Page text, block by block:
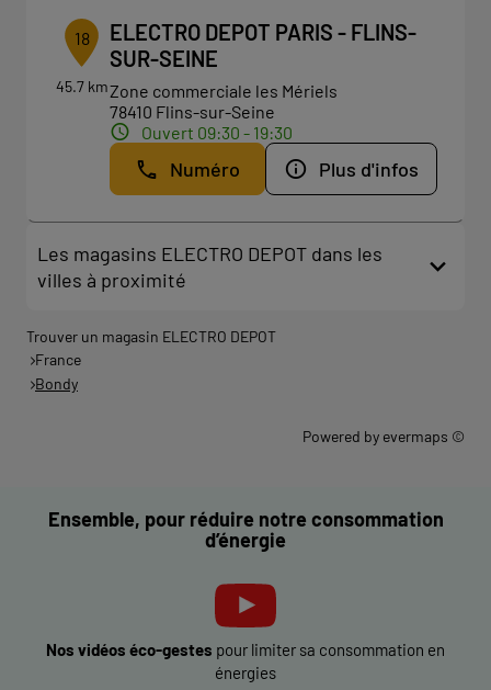
18
45.7 km
ELECTRO DEPOT PARIS - FLINS-
SUR-SEINE
Zone commerciale les Mériels
78410 Flins-sur-Seine
Ouvert 09:30 - 19:30
Numéro Plus d'infos
Les magasins ELECTRO DEPOT dans les
villes à proximité
Trouver un magasin ELECTRO DEPOT
France
Bondy
Powered by evermaps ©
Ensemble, pour réduire notre consommation
d’énergie
Nos vidéos éco-gestes pour limiter sa consommation en
énergies